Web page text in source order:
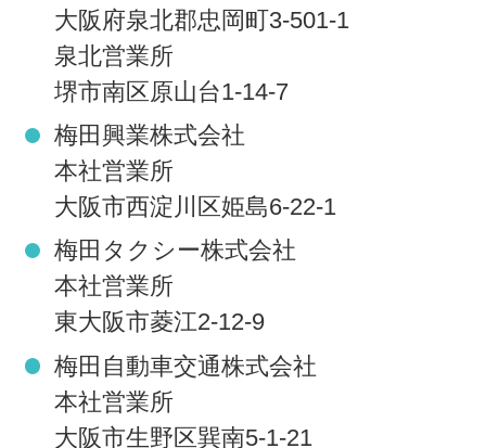
大阪府泉北郡忠岡町3-501-1
泉北営業所
堺市南区原山台1-14-7
梅田興業株式会社
本社営業所
大阪市西淀川区姫島6-22-1
梅田タクシー株式会社
本社営業所
東大阪市菱江2-12-9
梅田自動車交通株式会社
本社営業所
大阪市生野区巽南5-1-21